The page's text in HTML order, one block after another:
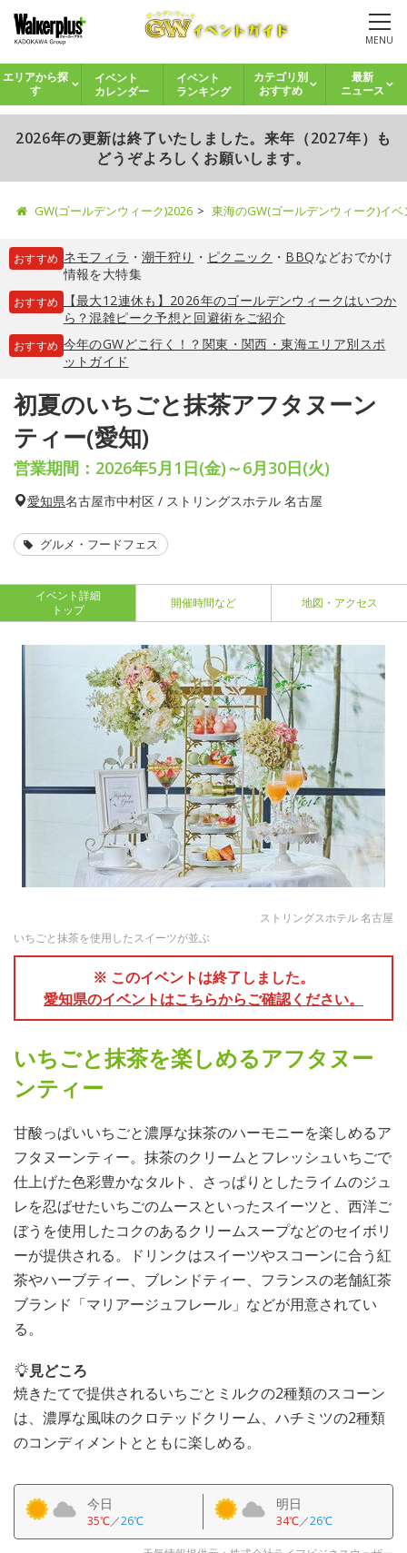
MENU
エリアから探
す
イベント
カレンダー
イベント
ランキング
カテゴリ別
おすすめ
最新
ニュース
2026年の更新は終了いたしました。来年（2027年）も
どうぞよろしくお願いします。
GW(ゴールデンウィーク)2026 東海のGW(ゴールデンウィーク)イ
おすすめ ネモフィラ ・ 潮干狩り ・ ピクニック ・ BBQなどおでかけ
情報を大特集
おすすめ
【最大12連休も】2026年のゴールデンウィークはいつか
ら？混雑ピーク予想と回避術をご紹介
おすすめ 今年のGWどこ行く！？関東・関西・東海エリア別スポ
ットガイド
初夏のいちごと抹茶アフタヌーン
ティー(愛知)
営業期間：2026年5月1日(金)～6月30日(火)
愛知県名古屋市中村区 / ストリングスホテル 名古屋
グルメ・フードフェス
イベント詳細
トップ
開催時間など 地図・アクセス
ストリングスホテル 名古屋
いちごと抹茶を使用したスイーツが並ぶ
※ このイベントは終了しました。
愛知県のイベントはこちらからご確認ください。
いちごと抹茶を楽しめるアフタヌー
ンティー
甘酸っぱいいちごと濃厚な抹茶のハーモニーを楽しめるア
フタヌーンティー。抹茶のクリームとフレッシュいちごで
仕上げた色彩豊かなタルト、さっぱりとしたライムのジュ
レを忍ばせたいちごのムースといったスイーツと、西洋ご
ぼうを使用したコクのあるクリームスープなどのセイボリ
ーが提供される。ドリンクはスイーツやスコーンに合う紅
茶やハーブティー、ブレンドティー、フランスの老舗紅茶
ブランド「マリアージュフレール」などが用意されてい
る。
見どころ
焼きたてで提供されるいちごとミルクの2種類のスコーン
は、濃厚な風味のクロテッドクリーム、ハチミツの2種類
のコンディメントとともに楽しめる。
今日
35℃／26℃
明日
34℃／26℃